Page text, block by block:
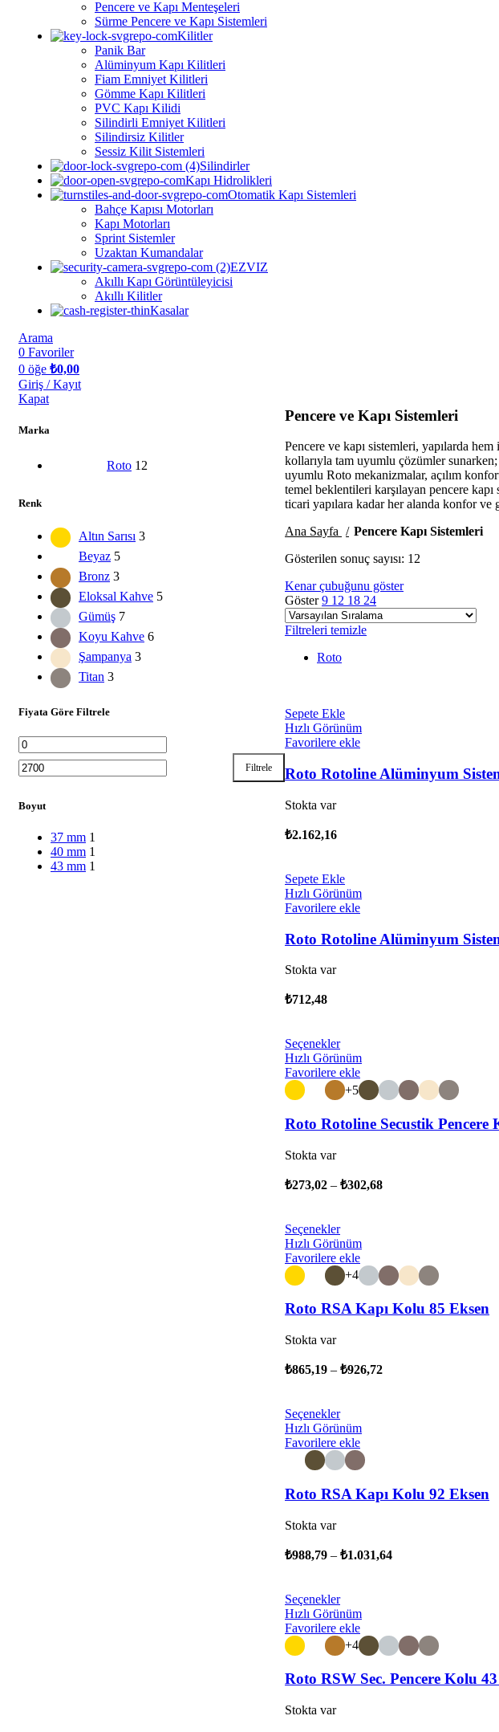
Pencere ve Kapı Menteşeleri
Sürme Pencere ve Kapı Sistemleri
Kilitler
Panik Bar
Alüminyum Kapı Kilitleri
⁠⁠Fiam Emniyet Kilitleri
Gömme Kapı Kilitleri
PVC Kapı Kilidi
Silindirli Emniyet Kilitleri
Silindirsiz Kilitler
Sessiz Kilit Sistemleri
Silindirler
Kapı Hidrolikleri
Otomatik Kapı Sistemleri
Bahçe Kapısı Motorları
Kapı Motorları
Sprint Sistemler
Uzaktan Kumandalar
EZVIZ
Akıllı Kapı Görüntüleyicisi
Akıllı Kilitler
Kasalar
Arama
0 Favoriler
0 öğe ₺0,00
Giriş / Kayıt
Kapat
Marka
Roto 12
Renk
Altın Sarısı 3
Beyaz 5
Bronz 3
Eloksal Kahve 5
Gümüş 7
Koyu Kahve 6
Şampanya 3
Titan 3
Fiyata Göre Filtrele
Filtrele
Boyut
37 mm 1
40 mm 1
43 mm 1
Pencere ve Kapı Sistemleri
Pencere ve kapı sistemleri, yapılarda
kollarıyla tam uyumlu çözümler sunarken;
uyumlu Roto mekanizmalar, açılım
temel beklentileri karşılayan pencere
ticari yapılara kadar her alanda konfor ve
Ana Sayfa
Pencere Kapı Sistemleri
Gösterilen sonuç sayısı: 12
Kenar çubuğunu göster
Göster9 12 18 24
Filtreleri temizle
Roto
Sepete Ekle
Hızlı Görünüm
Favorilere ekle
Roto Rotoline Alüminyum
Stokta var
₺2.162,16
Sepete Ekle
Hızlı Görünüm
Favorilere ekle
Roto Rotoline Alüminyum
Stokta var
₺712,48
Seçenekler
Hızlı Görünüm
Favorilere ekle
+5
Roto Rotoline Secustik Pencere
Stokta var
₺273,02 – ₺302,68
Seçenekler
Hızlı Görünüm
Favorilere ekle
+4
Roto RSA Kapı Kolu 85 Eksen
Stokta var
₺865,19 – ₺926,72
Seçenekler
Hızlı Görünüm
Favorilere ekle
Roto RSA Kapı Kolu 92 Eksen
Stokta var
₺988,79 – ₺1.031,64
Seçenekler
Hızlı Görünüm
Favorilere ekle
+4
Roto RSW Sec. Pencere Kolu
Stokta var